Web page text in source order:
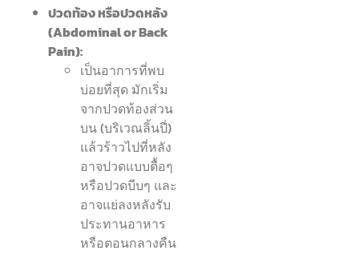
ปวดท้อง หรือปวดหลัง
(Abdominal or Back
Pain):
เป็นอาการที่พบ
บ่อยที่สุด มักเริ่ม
จากปวดท้องส่วน
บน (บริเวณลิ้นปี่)
แล้วร้าวไปที่หลัง
อาจปวดแบบตื้อๆ
หรือปวดบีบๆ และ
อาจแย่ลงหลังรับ
ประทานอาหาร
หรือตอนกลางคืน